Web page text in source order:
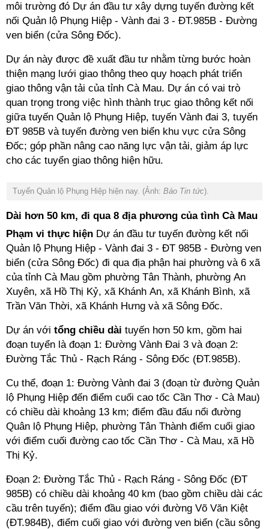
môi trường đó Dự án đầu tư xây dựng tuyến đường kết
nối Quản lộ Phụng Hiệp - Vành đai 3 - ĐT.985B - Đường
ven biển (cửa Sông Đốc).
Dự án này được đề xuất đầu tư nhằm từng bước hoàn
thiện mạng lưới giao thông theo quy hoạch phát triển
giao thông vận tải của tỉnh Cà Mau. Dự án có vai trò
quan trọng trong việc hình thành trục giao thông kết nối
giữa tuyến Quản lộ Phụng Hiệp, tuyến Vành đai 3, tuyến
ĐT 985B và tuyến đường ven biển khu vực cửa Sông
Đốc; góp phần nâng cao năng lực vận tải, giảm áp lực
cho các tuyển giao thông hiện hữu.
Tuyến Quản lộ Phụng Hiệp hiện nay. (Ảnh: Báo Tin tức).
Dài hơn 50 km, đi qua 8 địa phương của tình Cà Mau
Phạm vi thực hiện Dự án đầu tư tuyến đường kết nối
Quản lộ Phụng Hiệp - Vành đai 3 - ĐT 985B - Đường ven
biển (cửa Sông Đốc) đi qua địa phận hai phường và 6 xã
của tỉnh Cà Mau gồm phường Tân Thành, phường An
Xuyên, xã Hồ Thị Kỷ, xã Khánh An, xã Khánh Bình, xã
Trần Văn Thời, xã Khánh Hưng và xã Sông Đốc.
Dự án với tổng chiều dài tuyến hơn 50 km, gồm hai
đoạn tuyển là đoạn 1: Đường Vành Đai 3 và đoạn 2:
Đường Tắc Thủ - Rạch Ráng - Sông Đốc (ĐT.985B).
Cụ thể, đoạn 1: Đường Vành đai 3 (đoạn từ đường Quản
lộ Phụng Hiệp đến điểm cuối cao tốc Cần Thơ - Cà Mau)
có chiều dài khoảng 13 km; điểm đầu đấu nổi đường
Quân lộ Phụng Hiệp, phường Tân Thành điểm cuối giao
với điểm cuối đường cao tốc Cần Thơ - Cà Mau, xã Hồ
Thị Kỷ.
Đoạn 2: Đường Tắc Thủ - Rạch Ráng - Sông Đốc (ĐT
985B) có chiều dài khoảng 40 km (bao gồm chiều dài các
cầu trên tuyến); điểm đầu giao với đường Võ Văn Kiệt
(ĐT.984B), điểm cuối giao với đường ven biển (cầu sông